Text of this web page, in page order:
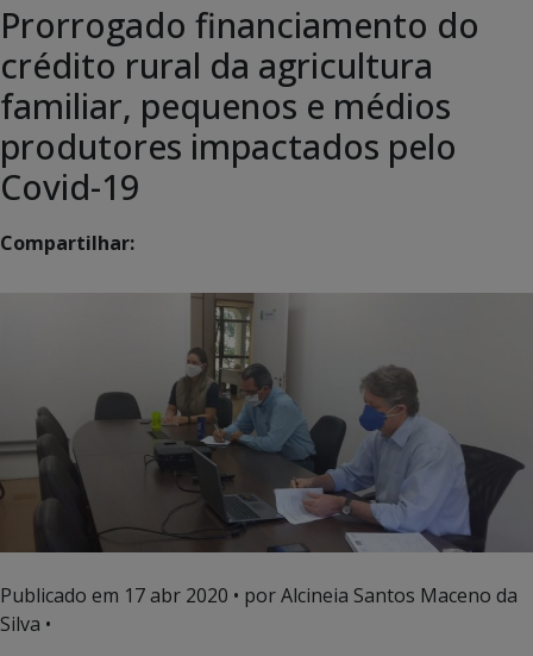
Prorrogado financiamento do
crédito rural da agricultura
familiar, pequenos e médios
produtores impactados pelo
Covid-19
Compartilhar:
Publicado em 17 abr 2020 • por Alcineia Santos Maceno da
Silva •